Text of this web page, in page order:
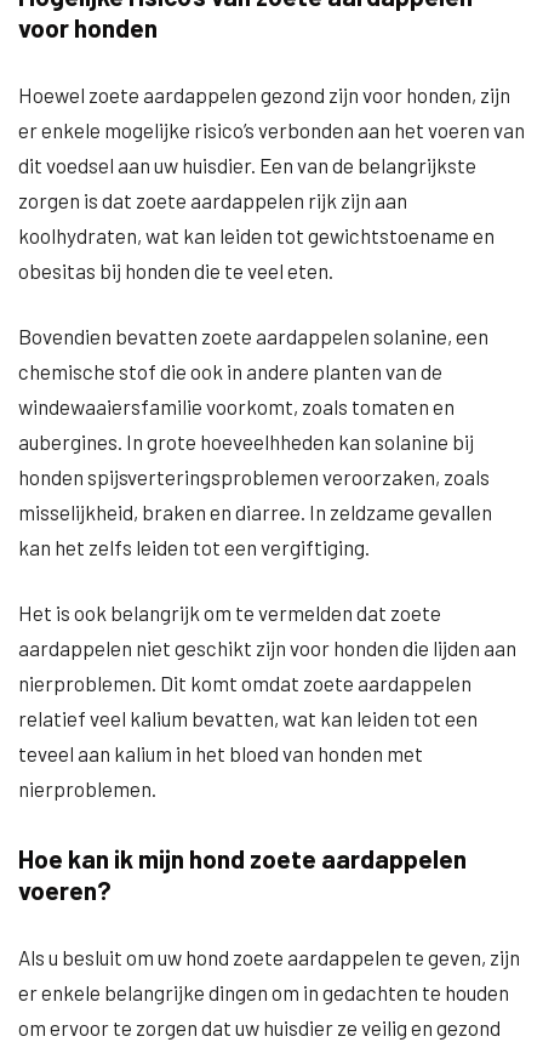
voor honden
Hoewel zoete aardappelen gezond zijn voor honden, zijn
er enkele mogelijke risico’s verbonden aan het voeren van
dit voedsel aan uw huisdier. Een van de belangrijkste
zorgen is dat zoete aardappelen rijk zijn aan
koolhydraten, wat kan leiden tot gewichtstoename en
obesitas bij honden die te veel eten.
Bovendien bevatten zoete aardappelen solanine, een
chemische stof die ook in andere planten van de
windewaaiersfamilie voorkomt, zoals tomaten en
aubergines. In grote hoeveelhheden kan solanine bij
honden spijsverteringsproblemen veroorzaken, zoals
misselijkheid, braken en diarree. In zeldzame gevallen
kan het zelfs leiden tot een vergiftiging.
Het is ook belangrijk om te vermelden dat zoete
aardappelen niet geschikt zijn voor honden die lijden aan
nierproblemen. Dit komt omdat zoete aardappelen
relatief veel kalium bevatten, wat kan leiden tot een
teveel aan kalium in het bloed van honden met
nierproblemen.
Hoe kan ik mijn hond zoete aardappelen
voeren?
Als u besluit om uw hond zoete aardappelen te geven, zijn
er enkele belangrijke dingen om in gedachten te houden
om ervoor te zorgen dat uw huisdier ze veilig en gezond